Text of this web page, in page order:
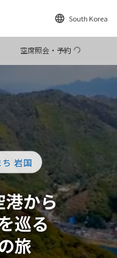
South Korea
空席照会・予約
岩国
港から
巡る
旅